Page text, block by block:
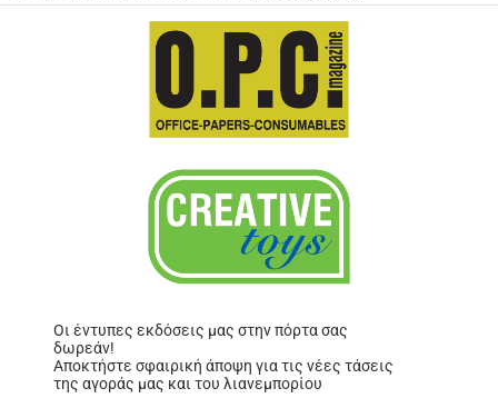
Οι έντυπες εκδόσεις μας στην πόρτα σας
δωρεάν!
Αποκτήστε σφαιρική άποψη για τις νέες τάσεις
της αγοράς μας και του λιανεμπορίου